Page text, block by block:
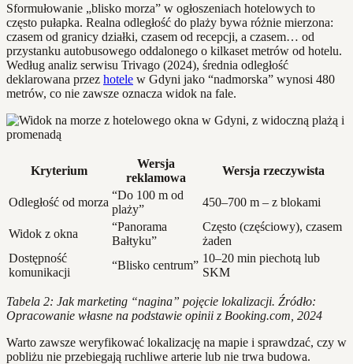
Sformułowanie „blisko morza” w ogłoszeniach hotelowych to
często pułapka. Realna odległość do plaży bywa różnie mierzona:
czasem od granicy działki, czasem od recepcji, a czasem… od
przystanku autobusowego oddalonego o kilkaset metrów od hotelu.
Według analiz serwisu Trivago (2024), średnia odległość
deklarowana przez hotele w Gdyni jako “nadmorska” wynosi 480
metrów, co nie zawsze oznacza widok na fale.
Kryterium
Wersja
reklamowa
Wersja rzeczywista
Odległość od morza
“Do 100 m od
plaży”
450–700 m – z blokami
Widok z okna
“Panorama
Bałtyku”
Często (częściowy), czasem
żaden
Dostępność
komunikacji
“Blisko centrum”
10–20 min piechotą lub
SKM
Tabela 2: Jak marketing “nagina” pojęcie lokalizacji. Źródło:
Opracowanie własne na podstawie opinii z Booking.com, 2024
Warto zawsze weryfikować lokalizację na mapie i sprawdzać, czy w
pobliżu nie przebiegają ruchliwe arterie lub nie trwa budowa.